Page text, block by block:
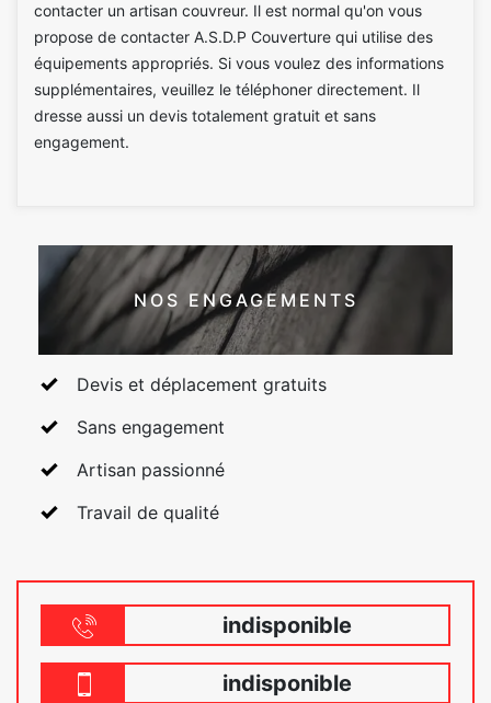
contacter un artisan couvreur. Il est normal qu'on vous
propose de contacter A.S.D.P Couverture qui utilise des
équipements appropriés. Si vous voulez des informations
supplémentaires, veuillez le téléphoner directement. Il
dresse aussi un devis totalement gratuit et sans
engagement.
NOS ENGAGEMENTS
Devis et déplacement gratuits
Sans engagement
Artisan passionné
Travail de qualité
indisponible
indisponible